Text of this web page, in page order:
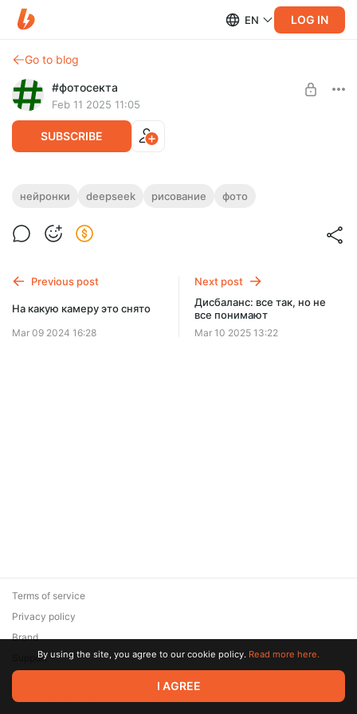
EN LOG IN
Go to blog
#фотосекта
Feb 11 2025 11:05
SUBSCRIBE
DeepSeek для картинок
Буквально пару недель назад мудрые китайцы выдумали
(на самом деле, просто выпустили —
они ее очень
нейронки deepseek рисование фото
Previous post
На какую камеру это снято
Mar 09 2024 16:28
Next post
Дисбаланс: все так, но не
все понимают
Mar 10 2025 13:22
© 2026 Zaya Solutions Limited. All rights reserved. All trademarks
are the property of their respective owners.
Terms of service
Privacy policy
Brand
SupportBy using the site, you agree to our cookie policy. Read more here.
I AGREE